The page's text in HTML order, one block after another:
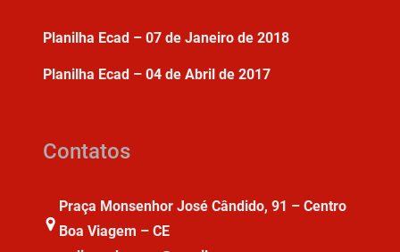
Planilha Ecad – 07 de Janeiro de 2018
Planilha Ecad – 04 de Abril de 2017
Contatos
Praça Monsenhor José Cândido, 91 – Centro
Boa Viagem – CE